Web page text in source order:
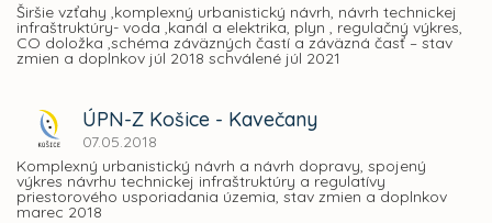
Širšie vzťahy ,komplexný urbanistický návrh, návrh technickej
infraštruktúry- voda ,kanál a elektrika, plyn , regulačný výkres,
CO doložka ,schéma záväzných častí a záväzná časť – stav
zmien a doplnkov júl 2018 schválené júl 2021
ÚPN-Z Košice - Kavečany
07.05.2018
Komplexný urbanistický návrh a návrh dopravy, spojený
výkres návrhu technickej infraštruktúry a regulatívy
priestorového usporiadania územia, stav zmien a doplnkov
marec 2018